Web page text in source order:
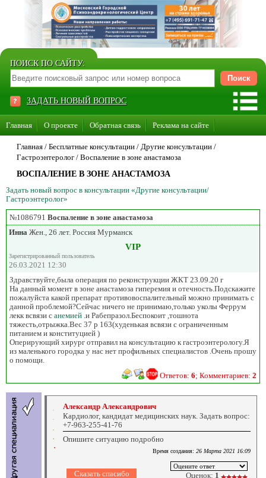
ПОИСК ПО САЙТУ:
ЗАДАТЬ НОВЫЙ ВОПРОС
Главная О проекте Обратная связь Реклама на сайте
Стать консультантом нашего сайта
Главная / Бесплатные консультации / Другие консультации /
Гастроэнтеролог / Воспаление в зоне анастамоза
ВОСПАЛЕНИЕ В ЗОНЕ АНАСТАМОЗА
Задать новый вопрос в консультации «Другие консультации/
Гастроэнтеролог»
№1086791 Воспаление в зоне анастамоза
Инна Жен., 26 лет. Россия Мурманск
VIP
Зарегистрированный пользователь
26.03.2021 12:30
Здравствуйте,была операция по реконструкции ЖКТ 23.09.20 г
На данный момент в зоне анастамоза гиперемия и отечность.Подскажите
пожалуйста какой препарат противовоспалительный можно принимать с
данной проблемой?Сейчас ничего не принимаю,только уколы Феррум
лекк всвязи с анемией .и Рабепразол.Беспокоит ,тошнота
тяжесть,отрыжка.Вес 37 р 163(худенькая всвязи с ограниченным
питанием и конституцией )
Оперирующий хирург отправил на консультацию к гастроэнтерологу.Я
из маленького городка у нас нет профильных специалистов .Очень прошу
о помощи.
Ответов: 6; Комментариев: 2
Александр Александрович
Кардиолог, кандидат медицинских наук. Задать вопрос:
+7-963-255-41-76
Опишите ситуацию подробно
Время создания: 26 Марта 2021 16:09
Оценок: 1